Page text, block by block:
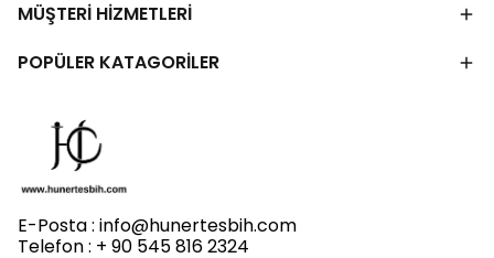
MÜŞTERİ HİZMETLERİ
POPÜLER KATAGORİLER
E-Posta : info@hunertesbih.com
Telefon : + 90 545 816 2324